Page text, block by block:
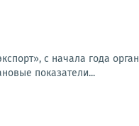
с начала года
показатели...